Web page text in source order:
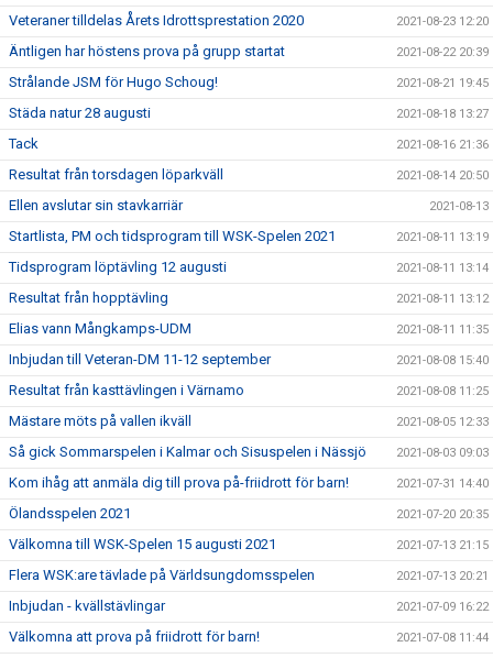
Veteraner tilldelas Årets Idrottsprestation 2020 2021-08-23 12:20
Äntligen har höstens prova på grupp startat 2021-08-22 20:39
Strålande JSM för Hugo Schoug! 2021-08-21 19:45
Städa natur 28 augusti 2021-08-18 13:27
Tack 2021-08-16 21:36
Resultat från torsdagen löparkväll 2021-08-14 20:50
Ellen avslutar sin stavkarriär 2021-08-13
Startlista, PM och tidsprogram till WSK-Spelen 2021 2021-08-11 13:19
Tidsprogram löptävling 12 augusti 2021-08-11 13:14
Resultat från hopptävling 2021-08-11 13:12
Elias vann Mångkamps-UDM 2021-08-11 11:35
Inbjudan till Veteran-DM 11-12 september 2021-08-08 15:40
Resultat från kasttävlingen i Värnamo 2021-08-08 11:25
Mästare möts på vallen ikväll 2021-08-05 12:33
Så gick Sommarspelen i Kalmar och Sisuspelen i Nässjö 2021-08-03 09:03
Kom ihåg att anmäla dig till prova på-friidrott för barn! 2021-07-31 14:40
Ölandsspelen 2021 2021-07-20 20:35
Välkomna till WSK-Spelen 15 augusti 2021 2021-07-13 21:15
Flera WSK:are tävlade på Världsungdomsspelen 2021-07-13 20:21
Inbjudan - kvällstävlingar 2021-07-09 16:22
Välkomna att prova på friidrott för barn! 2021-07-08 11:44